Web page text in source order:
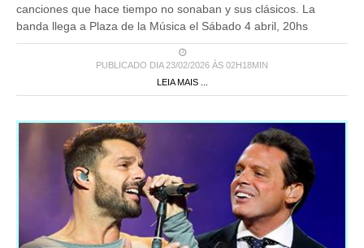
canciones que hace tiempo no sonaban y sus clásicos. La
banda llega a Plaza de la Música el Sábado 4 abril, 20hs
PUBLICADO DIA 23/02/2026 ÀS 02H18MIN
LEIA MAIS ...